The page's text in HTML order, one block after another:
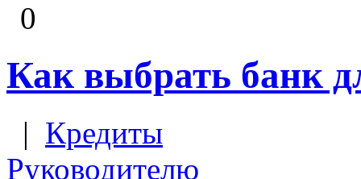
0
Как выбрать банк
| Кредиты
Руководителю